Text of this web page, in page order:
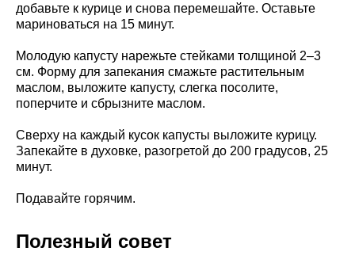
добавьте к курице и снова перемешайте. Оставьте
мариноваться на 15 минут.
Молодую капусту нарежьте стейками толщиной 2–3
см. Форму для запекания смажьте растительным
маслом, выложите капусту, слегка посолите,
поперчите и сбрызните маслом.
Сверху на каждый кусок капусты выложите курицу.
Запекайте в духовке, разогретой до 200 градусов, 25
минут.
Подавайте горячим.
Полезный совет